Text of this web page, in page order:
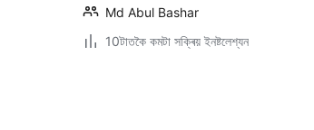
Md Abul Bashar
10টাতকৈ কমটা সক্ৰিয় ইনষ্টলেশ্যন